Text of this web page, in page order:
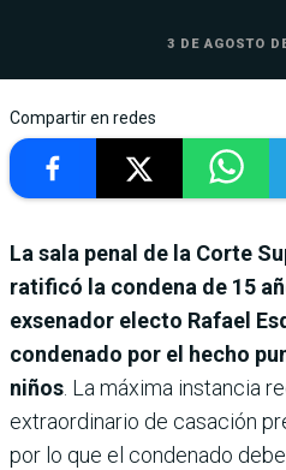
3 DE AGOSTO
Compartir en redes
La sala penal de la Corte
ratificó la condena de 15
exsenador electo Rafael
condenado por el hecho
niños . La máxima instancia
extraordinario de casación
por lo que el condenado